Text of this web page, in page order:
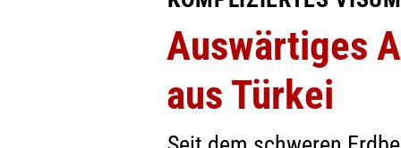
Auswärtiges
aus Türkei